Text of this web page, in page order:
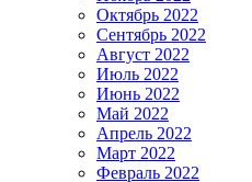
Октябрь 2022
Сентябрь 2022
Август 2022
Июль 2022
Июнь 2022
Май 2022
Апрель 2022
Март 2022
Февраль 2022